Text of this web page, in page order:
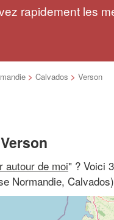
rapidement les
> Calvados > Verson
autour de moi" ? Voici 3
Normandie, Calvados)